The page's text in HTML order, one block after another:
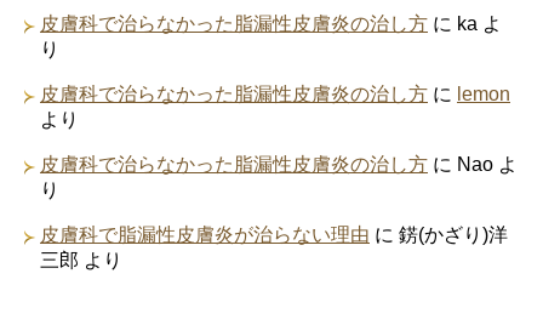
皮膚科で治らなかった脂漏性皮膚炎の治し方 に ka よ
り
皮膚科で治らなかった脂漏性皮膚炎の治し方 に lemon
より
皮膚科で治らなかった脂漏性皮膚炎の治し方 に Nao よ
り
皮膚科で脂漏性皮膚炎が治らない理由 に 錺(かざり)洋
三郎 より